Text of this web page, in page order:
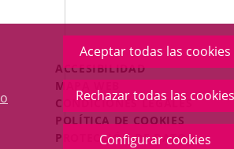
Aceptar todas las cookies
Rechazar todas las cookies
Configurar cookies
EXTERNA.
Menú
Legal
Footer
ACCESIBILIDAD
MAPA WEB
CONDICIONES LEGALES
POLÍTICA DE COOKIES
PROTECCIÓN DE DATOS